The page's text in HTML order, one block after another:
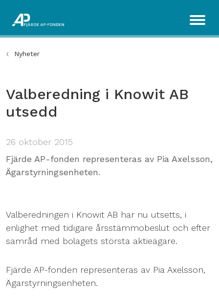
Nyheter
Valberedning i Knowit AB
utsedd
26 oktober 2015
Fjärde AP-fonden representeras av Pia Axelsson,
Ägarstyrningsenheten.
Valberedningen i Knowit AB har nu utsetts, i
enlighet med tidigare årsstämmobeslut och efter
samråd med bolagets största aktieägare.
Fjärde AP-fonden representeras av Pia Axelsson,
Ägarstyrningsenheten.